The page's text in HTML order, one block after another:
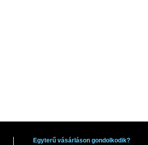
Egyterű vásárláson gondolkodik?